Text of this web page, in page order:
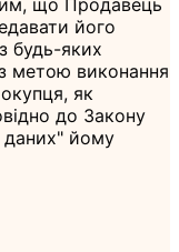
його
будь-яких
метою виконання
як
до Закону
даних" йому